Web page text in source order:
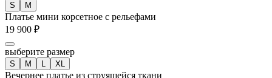
S M
Платье мини корсетное с рельефами
19 900 ₽
выберите размер
S M L XL
Вечернее платье из струящейся ткани